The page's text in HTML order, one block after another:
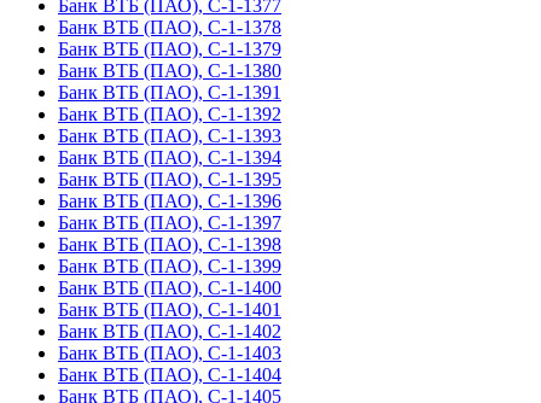
Банк ВТБ (ПАО), С-1-1377
Банк ВТБ (ПАО), С-1-1378
Банк ВТБ (ПАО), С-1-1379
Банк ВТБ (ПАО), С-1-1380
Банк ВТБ (ПАО), С-1-1391
Банк ВТБ (ПАО), С-1-1392
Банк ВТБ (ПАО), С-1-1393
Банк ВТБ (ПАО), С-1-1394
Банк ВТБ (ПАО), С-1-1395
Банк ВТБ (ПАО), С-1-1396
Банк ВТБ (ПАО), С-1-1397
Банк ВТБ (ПАО), С-1-1398
Банк ВТБ (ПАО), С-1-1399
Банк ВТБ (ПАО), С-1-1400
Банк ВТБ (ПАО), С-1-1401
Банк ВТБ (ПАО), С-1-1402
Банк ВТБ (ПАО), С-1-1403
Банк ВТБ (ПАО), С-1-1404
Банк ВТБ (ПАО), С-1-1405